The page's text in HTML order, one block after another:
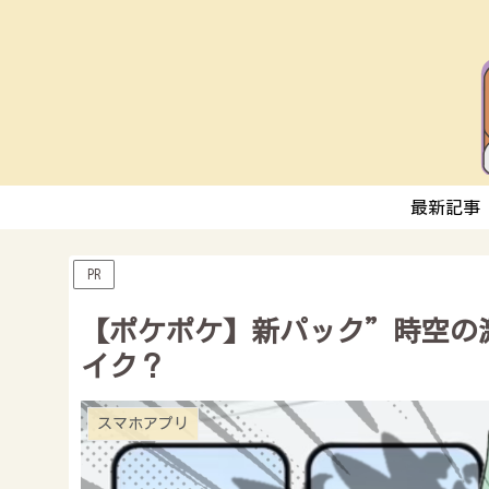
最新記事
PR
【ポケポケ】新パック”時空
イク？
スマホアプリ